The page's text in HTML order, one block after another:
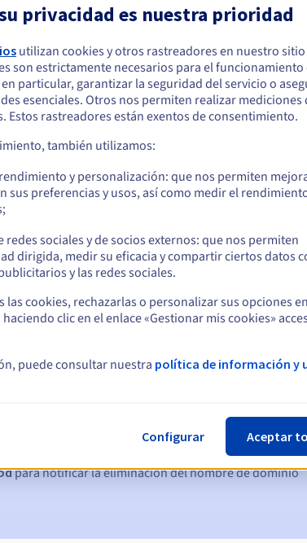
Condiciones de elegibilidad
sin restricción geográfica.
la suspensión del nombre de dominio
para notificar la eliminación del nombre de dominio
privacidad es nuestra prioridad
utilizan cookies y otros rastreadores en nuestro
son estrictamente necesarios para el funcionamiento
particular, garantizar la seguridad del servicio o
esenciales. Otros nos permiten realizar mediciones
Estos rastreadores están exentos de consentimiento.
también utilizamos:
y personalización: que nos permiten
sus preferencias y usos, así como medir el
redes sociales y de socios externos: que nos permiten
dirigida, medir su eficacia y compartir ciertos datos
y las redes sociales.
las cookies, rechazarlas o personalizar sus opciones en
clic en el enlace «Gestionar mis cookies»
puede consultar nuestra política de información y
Configurar Aceptar